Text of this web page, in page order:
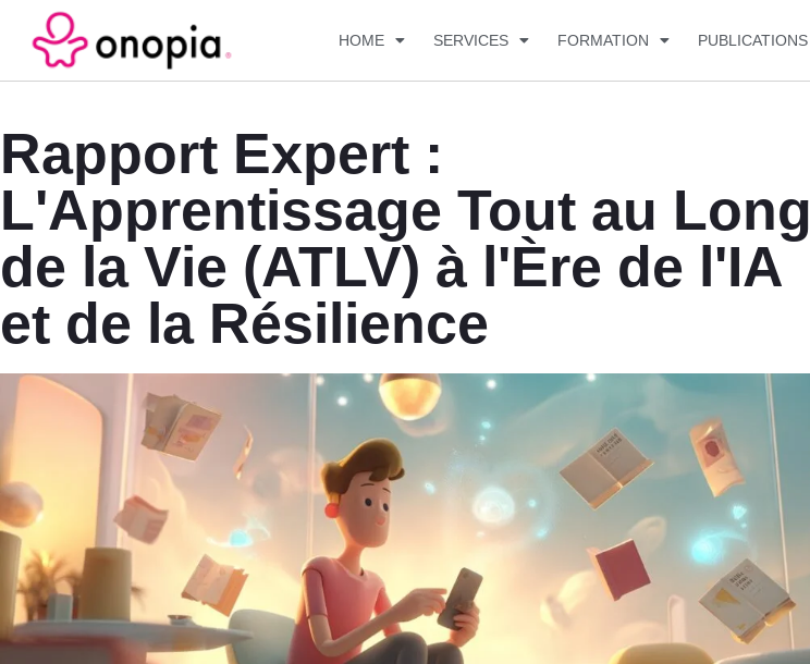
HOME SERVICES FORMATION PUBLICATIONS
Rapport Expert :
L'Apprentissage Tout au Long
de la Vie (ATLV) à l'Ère de l'IA
et de la Résilience